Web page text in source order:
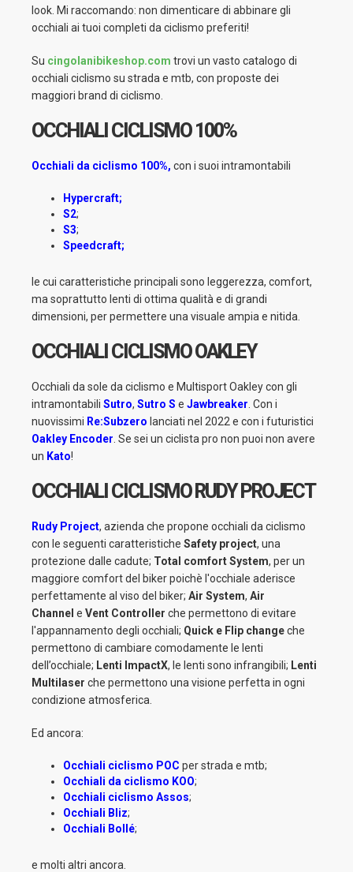
look. Mi raccomando: non dimenticare di abbinare gli
occhiali ai tuoi completi da ciclismo preferiti!
Su cingolanibikeshop.com trovi un vasto catalogo di
occhiali ciclismo su strada e mtb, con proposte dei
maggiori brand di ciclismo.
OCCHIALI CICLISMO 100%
Occhiali da ciclismo 100%, con i suoi intramontabili
Hypercraft;
S2;
S3;
Speedcraft;
le cui caratteristiche principali sono leggerezza, comfort,
ma soprattutto lenti di ottima qualità e di grandi
dimensioni, per permettere una visuale ampia e nitida.
OCCHIALI CICLISMO OAKLEY
Occhiali da sole da ciclismo e Multisport Oakley con gli
intramontabili Sutro, Sutro S e Jawbreaker . Con i
nuovissimi Re:Subzero lanciati nel 2022 e con i futuristici
Oakley Encoder . Se sei un ciclista pro non puoi non avere
un Kato!
OCCHIALI CICLISMO RUDY PROJECT
Rudy Project, azienda che propone occhiali da ciclismo
con le seguenti caratteristiche Safety project, una
protezione dalle cadute; Total comfort System, per un
maggiore comfort del biker poichè l'occhiale aderisce
perfettamente al viso del biker; Air System, Air
Channel e Vent Controller che permettono di evitare
l'appannamento degli occhiali; Quick e Flip changeche
permettono di cambiare comodamente le lenti
dell’occhiale; Lenti ImpactX, le lenti sono infrangibili; Lenti
Multilaser che permettono una visione perfetta in ogni
condizione atmosferica.
Ed ancora:
Occhiali ciclismo POC per strada e mtb;
Occhiali da ciclismo KOO;
Occhiali ciclismo Assos;
Occhiali Bliz;
Occhiali Bollé;
e molti altri ancora.